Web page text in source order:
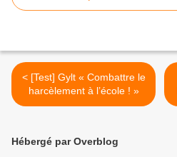
< [Test] Gylt « Combattre le
harcèlement à l’école ! »
Hébergé par Overblog